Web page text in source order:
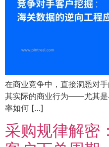
在商业竞争中，直接洞悉对
其实际的商业行为——尤其是
率如何 […]
采购规律解密